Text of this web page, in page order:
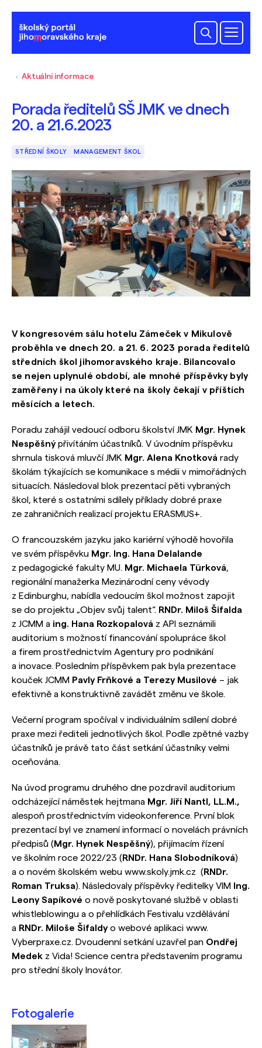
Aktuální informace
Porada ředitelů SŠ JMK ve dnech
20. a 21.6.2023
STŘEDNÍ ŠKOLY MANAGEMENT ŠKOL
V kongresovém sálu hotelu Zámeček v Mikulově
proběhla ve dnech 20. a 21. 6. 2023 porada ředitelů
středních škol jihomoravského kraje. Bilancovalo
se nejen uplynulé období, ale mnohé příspěvky byly
zaměřeny i na úkoly které na školy čekají v příštích
měsících a letech.
Poradu zahájil vedoucí odboru školství JMK Mgr. Hynek
Nespěšnýpřivítáním účastníků. V úvodním příspěvku
shrnula tisková mluvčí JMK Mgr. Alena Knotková rady
školám týkajících se komunikace s médii v mimořádných
situacích. Následoval blok prezentací pěti vybraných
škol, které s ostatními sdílely příklady dobré praxe
ze zahraničních realizací projektu ERASMUS+.
O francouzském jazyku jako kariérní výhodě hovořila
ve svém příspěvku Mgr. Ing. Hana Delalande
z pedagogické fakulty MU. Mgr. Michaela Türková,
regionální manažerka Mezinárodní ceny vévody
z Edinburghu, nabídla vedoucím škol možnost zapojit
se do projektu „Objev svůj talent“. RNDr. Miloš Šifalda
z JCMM a ing. Hana Rozkopalová z API seznámili
auditorium s možností financování spolupráce škol
a firem prostřednictvím Agentury pro podnikání
a inovace. Posledním příspěvkem pak byla prezentace
kouček JCMM Pavly Frňkové a Terezy Musilové – jak
efektivně a konstruktivně zavádět změnu ve škole.
Večerní program spočíval v individuálním sdílení dobré
praxe mezi řediteli jednotlivých škol. Podle zpětné vazby
účastníků je právě tato část setkání účastníky velmi
oceňována.
Na úvod programu druhého dne pozdravil auditorium
odcházející náměstek hejtmana Mgr. Jiří Nantl, LL.M.,
alespoň prostřednictvím videokonference. První blok
prezentací byl ve znamení informací o novelách právních
předpisů ( Mgr. Hynek Nespěšný), přijímacím řízení
ve školním roce 2022/23 ( RNDr. Hana Slobodníková)
a o novém školském webu www.skoly.jmk.cz ( RNDr.
Roman Truksa). Následovaly příspěvky ředitelky VIM
Ing.
Leony Sapíkové o nově poskytované službě v oblasti
whistleblowingu a o přehlídkách Festivalu vzdělávání
a RNDr. Miloše Šifaldyo webové aplikaci www.
Vyberpraxe.cz. Dvoudenní setkání uzavřel pan Ondřej
Medek z Vida! Science centra představením programu
pro střední školy Inovátor.
Fotogalerie